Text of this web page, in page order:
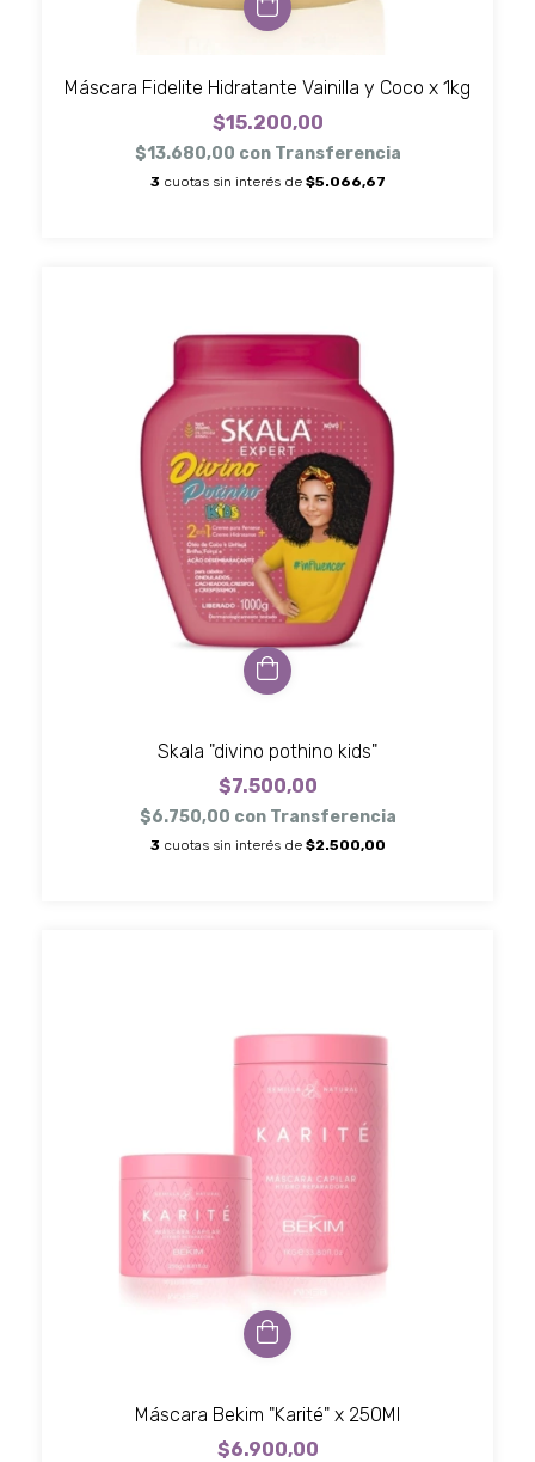
Máscara Fidelite Hidratante Vainilla y Coco x 1kg
$15.200,00
$13.680,00 con Transferencia
3 cuotas sin interés de $5.066,67
Skala "divino pothino kids"
$7.500,00
$6.750,00 con Transferencia
3 cuotas sin interés de $2.500,00
Máscara Bekim "Karité" x 250Ml
$6.900,00